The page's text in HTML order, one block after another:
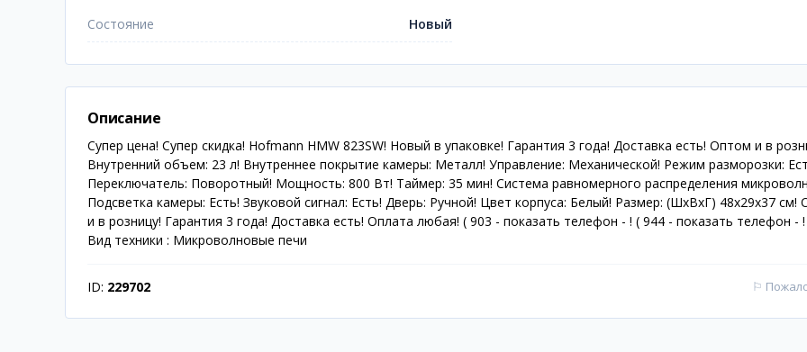
Состояние Новый
Описание
Супер цена! Супер скидка! Hofmann HMW 823SW! Новый в упаковке! Гарантия 3 года! Доставка есть! Оптом и в
Внутренний объем: 23 л! Внутреннее покрытие камеры: Металл! Управление: Механической! Режим разморозки:
Переключатель: Поворотный! Мощность: 800 Вт! Таймер: 35 мин! Система равномерного распределения
Подсветка камеры: Есть! Звуковой сигнал: Есть! Дверь: Ручной! Цвет корпуса: Белый! Размер: (ШхВхГ) 48x29x37 см!
и в розницу! Гарантия 3 года! Доставка есть! Оплата любая! ( 903 - показать телефон - ! ( 944 - показать телефон -
Вид техники : Микроволновые печи
ID: 229702 ⚐